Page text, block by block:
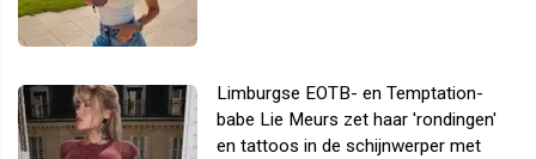
Limburgse EOTB- en Temptation-
babe Lie Meurs zet haar 'rondingen'
en tattoos in de schijnwerper met